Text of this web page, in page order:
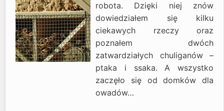
robota. Dzięki niej znów
dowiedziałem się kilku
ciekawych rzeczy oraz
poznałem dwóch
zatwardziałych chuliganów –
ptaka i ssaka. A wszystko
zaczęło się od domków dla
owadów…